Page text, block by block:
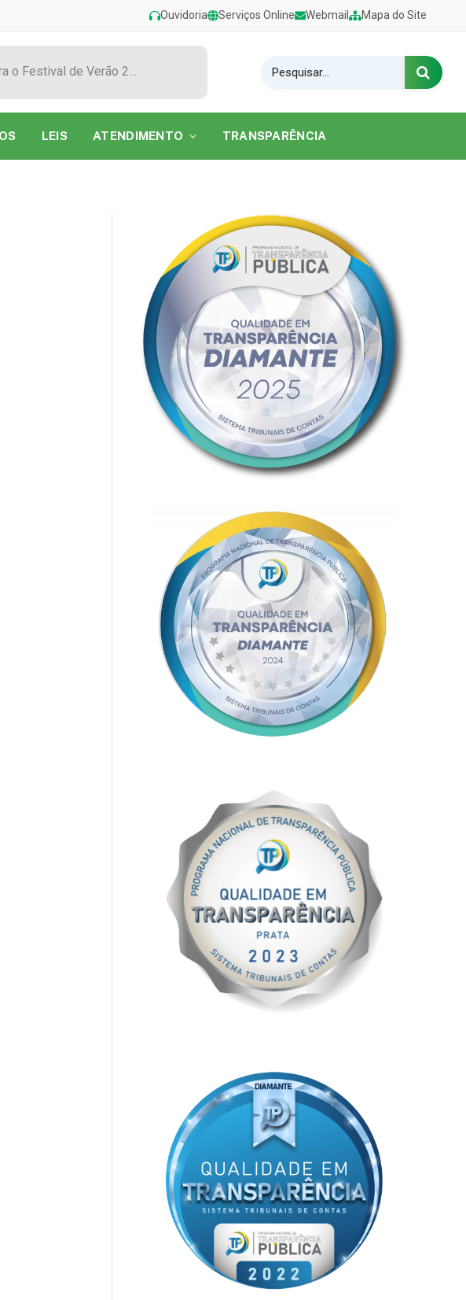
Ouvidoria Serviços Online Webmail Mapa do Site
Show de Tarcísio do Acordeon encerra o Festival de Verão 2026 na Praia do Caripi
LEIS ATENDIMENTO TRANSPARÊNCIA